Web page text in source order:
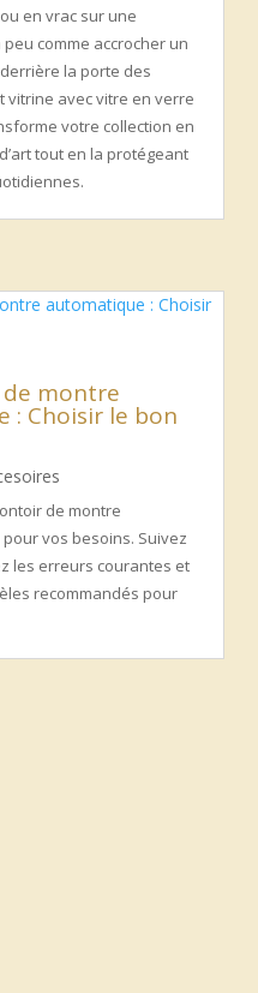
en vrac sur une
peu comme accrocher un
la porte des
vitrine avec vitre en verre
votre collection en
tout en la protégeant
montre
: Choisir le bon
de montre
vos besoins. Suivez
les erreurs courantes et
recommandés pour